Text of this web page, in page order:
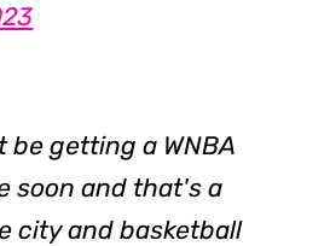
be getting a WNBA
soon and that's a
city and basketball